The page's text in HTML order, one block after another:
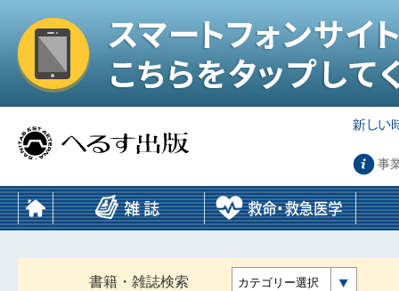
事
書籍・雑誌検索 カテゴリー選択